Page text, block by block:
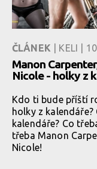
ČLÁNEK | KELI |
Manon
Nicole - holky z
Kdo ti bude příští
holky z
kalendáře? Co
třeba Manon
Nicole!